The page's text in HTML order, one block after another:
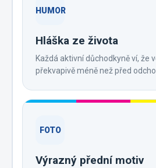
HUMOR
Hláška ze života
Každá aktivní důchodkyně ví, že
překvapivě méně než před
FOTO
Výrazný přední motiv